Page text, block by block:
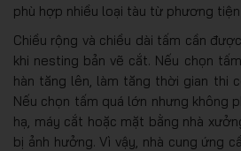
phù hợp nhiều loại tàu từ phương
Chiều rộng và chiều dài tấm cần
khi nesting bản vẽ cắt. Nếu chọn
hàn tăng lên, làm tăng thời gian thi
Nếu chọn tấm quá lớn nhưng không
hạ, máy cắt hoặc mặt bằng nhà
bị ảnh hưởng. Vì vậy, nhà cung ứng